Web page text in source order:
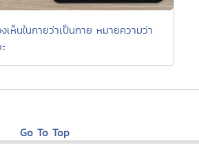
เห็นในกายว่าเป็นกาย หมายความว่า
Go To Top